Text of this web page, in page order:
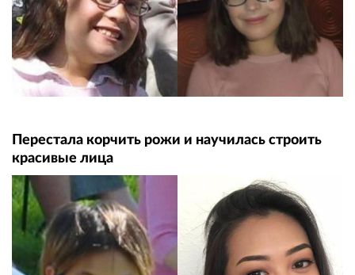
Перестала корчить рожи и научилась строить
красивые лица